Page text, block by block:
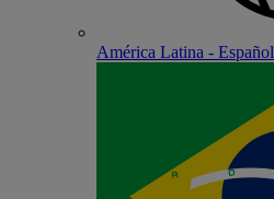
América Latina - Español